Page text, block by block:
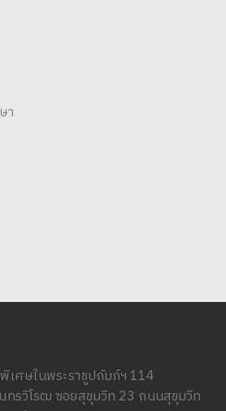
า
เศษในพระราชูปถัมภ์ฯ 114
ทรวิโรฒ ซอยสุขุมวิท 23 ถนนสุขุมวิท